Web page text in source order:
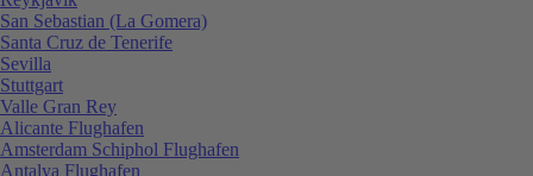
San Sebastian (La Gomera)
Santa Cruz de Tenerife
Sevilla
Stuttgart
Valle Gran Rey
Alicante Flughafen
Amsterdam Schiphol Flughafen
Antalya Flughafen